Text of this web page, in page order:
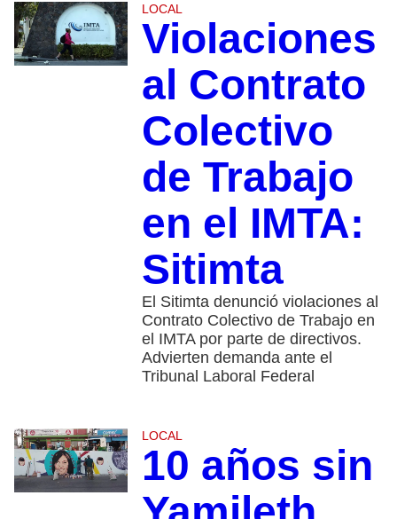
LOCAL
Violaciones
al Contrato
Colectivo
de Trabajo
en el IMTA:
Sitimta
El Sitimta denunció violaciones al
Contrato Colectivo de Trabajo en
el IMTA por parte de directivos.
Advierten demanda ante el
Tribunal Laboral Federal
LOCAL
10 años sin